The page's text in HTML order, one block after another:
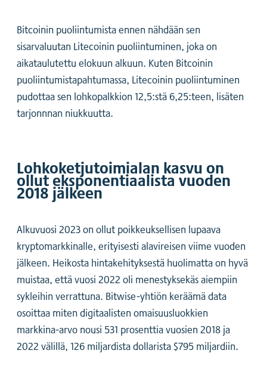
Bitcoinin puoliintumista ennen nähdään sen
sisarvaluutan Litecoinin puoliintuminen, joka on
aikataulutettu elokuun alkuun. Kuten Bitcoinin
puoliintumistapahtumassa, Litecoinin puoliintuminen
pudottaa sen lohkopalkkion 12,5:stä 6,25:teen, lisäten
tarjonnnan niukkuutta.
Lohkoketjutoimialan kasvu on
ollut eksponentiaalista vuoden
2018 jälkeen
Alkuvuosi 2023 on ollut poikkeuksellisen lupaava
kryptomarkkinalle, erityisesti alavireisen viime vuoden
jälkeen. Heikosta hintakehityksestä huolimatta on hyvä
muistaa, että vuosi 2022 oli menestyksekäs aiempiin
sykleihin verrattuna. Bitwise-yhtiön keräämä data
osoittaa miten digitaalisten omaisuusluokkien
markkina-arvo nousi 531 prosenttia vuosien 2018 ja
2022 välillä, 126 miljardista dollarista $795 miljardiin.